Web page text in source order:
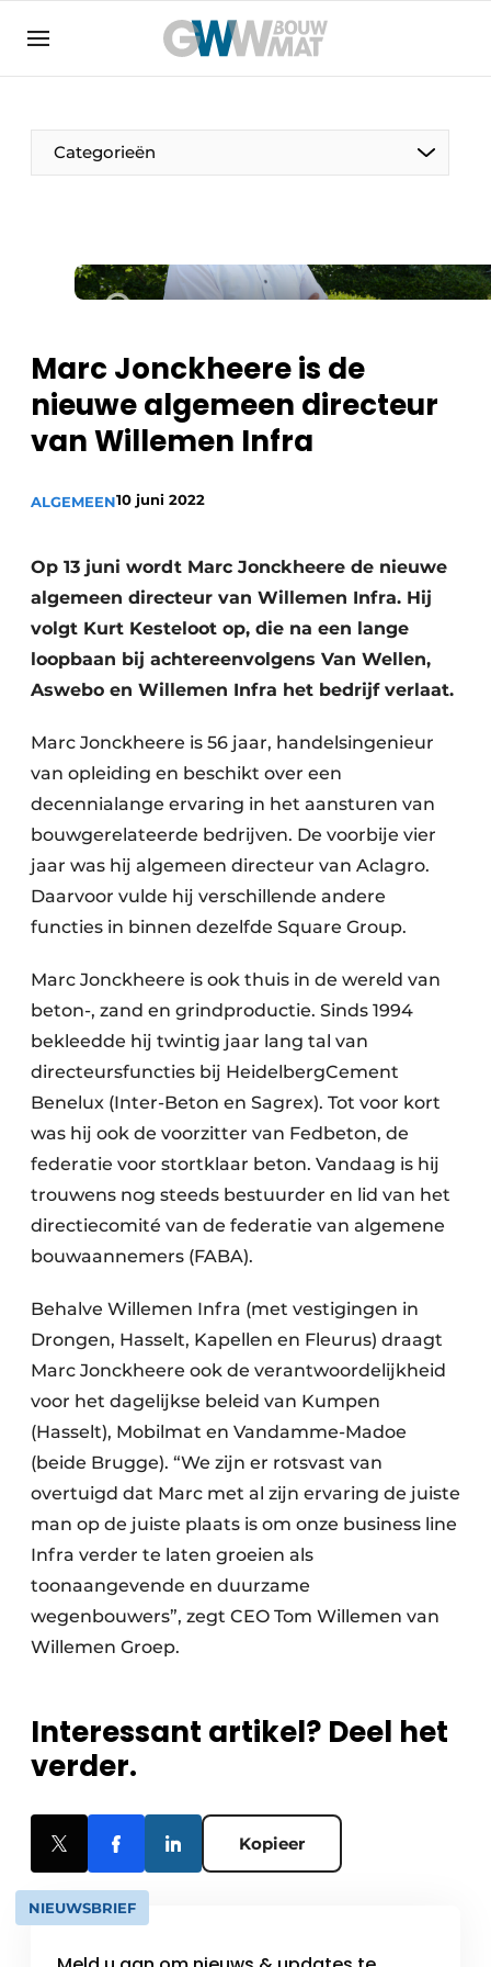
Bedrijven
Contact
Home
Nieuwsbrief
Podcasts
Privacy / Cookie statement
Categorieën
Marc Jonckheere is de
nieuwe algemeen directeur
van Willemen Infra
ALGEMEEN10 juni 2022
Op 13 juni wordt Marc Jonckheere de nieuwe
algemeen directeur van Willemen Infra. Hij
volgt Kurt Kesteloot op, die na een lange
loopbaan bij achtereenvolgens Van Wellen,
Aswebo en Willemen Infra het bedrijf verlaat.
Marc Jonckheere is 56 jaar, handelsingenieur
van opleiding en beschikt over een
decennialange ervaring in het aansturen van
bouwgerelateerde bedrijven. De voorbije vier
jaar was hij algemeen directeur van Aclagro.
Daarvoor vulde hij verschillende andere
functies in binnen dezelfde Square Group.
Marc Jonckheere is ook thuis in de wereld van
beton-, zand en grindproductie. Sinds 1994
bekleedde hij twintig jaar lang tal van
directeursfuncties bij HeidelbergCement
Benelux (Inter-Beton en Sagrex). Tot voor kort
was hij ook de voorzitter van Fedbeton, de
federatie voor stortklaar beton. Vandaag is hij
trouwens nog steeds bestuurder en lid van het
directiecomité van de federatie van algemene
bouwaannemers (FABA).
Behalve Willemen Infra (met vestigingen in
Drongen, Hasselt, Kapellen en Fleurus) draagt
Marc Jonckheere ook de verantwoordelijkheid
voor het dagelijkse beleid van Kumpen
(Hasselt), Mobilmat en Vandamme-Madoe
(beide Brugge). “We zijn er rotsvast van
overtuigd dat Marc met al zijn ervaring de juiste
man op de juiste plaats is om onze business line
Infra verder te laten groeien als
toonaangevende en duurzame
wegenbouwers”, zegt CEO Tom Willemen van
Willemen Groep.
Interessant artikel? Deel het
verder.
Kopieer
NIEUWSBRIEF